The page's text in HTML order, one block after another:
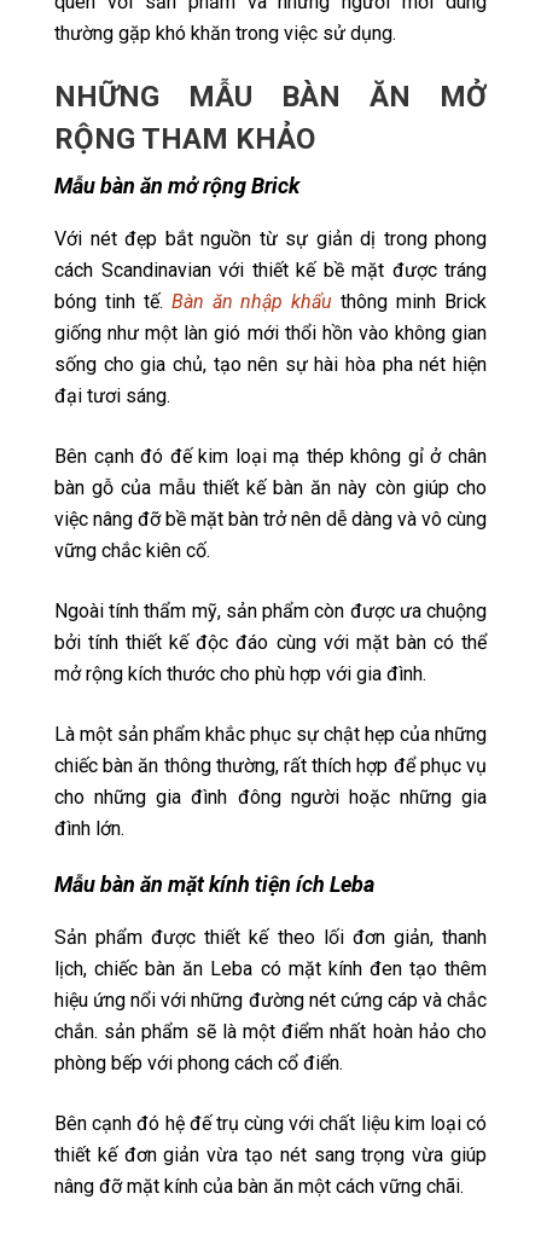
thường gặp khó khăn trong việc sử dụng.
NHỮNG MẪU BÀN ĂN MỞ
RỘNG THAM KHẢO
Mẫu bàn ăn mở rộng Brick
Với nét đẹp bắt nguồn từ sự giản dị trong phong
cách Scandinavian với thiết kế bề mặt được tráng
bóng tinh tế. Bàn ăn nhập khẩu thông minh Brick
giống như một làn gió mới thổi hồn vào không gian
sống cho gia chủ, tạo nên sự hài hòa pha nét hiện
đại tươi sáng.
Bên cạnh đó đế kim loại mạ thép không gỉ ở chân
bàn gỗ của mẫu thiết kế bàn ăn này còn giúp cho
việc nâng đỡ bề mặt bàn trở nên dễ dàng và vô cùng
vững chắc kiên cố.
Ngoài tính thẩm mỹ, sản phẩm còn được ưa chuộng
bởi tính thiết kế độc đáo cùng với mặt bàn có thể
mở rộng kích thước cho phù hợp với gia đình.
Là một sản phẩm khắc phục sự chật hẹp của những
chiếc bàn ăn thông thường, rất thích hợp để phục vụ
cho những gia đình đông người hoặc những gia
đình lớn.
Mẫu bàn ăn mặt kính tiện ích Leba
Sản phẩm được thiết kế theo lối đơn giản, thanh
lịch, chiếc bàn ăn Leba có mặt kính đen tạo thêm
hiệu ứng nổi với những đường nét cứng cáp và chắc
chắn. sản phẩm sẽ là một điểm nhất hoàn hảo cho
phòng bếp với phong cách cổ điển.
Bên cạnh đó hệ đế trụ cùng với chất liệu kim loại có
thiết kế đơn giản vừa tạo nét sang trọng vừa giúp
nâng đỡ mặt kính của bàn ăn một cách vững chãi.